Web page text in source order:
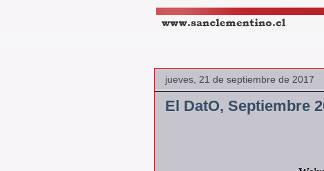
jueves, 21 de septiembre de 2017
El DatO, Septiembre